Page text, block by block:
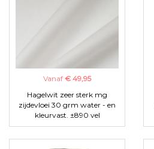
Vanaf € 49,95
Hagelwit zeer sterk mg
zijdevloei 30 grm water - en
kleurvast. ±890 vel